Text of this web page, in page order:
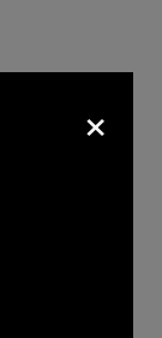
não
no
Heller
[ao
×